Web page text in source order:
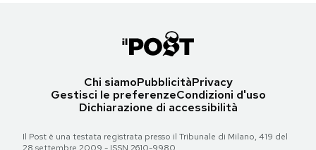
Chi siamoPubblicitàPrivacy
Gestisci le preferenzeCondizioni d'uso
Dichiarazione di accessibilità
Il Post è una testata registrata presso il Tribunale di Milano, 419 del
28 settembre 2009 - ISSN 2610-9980